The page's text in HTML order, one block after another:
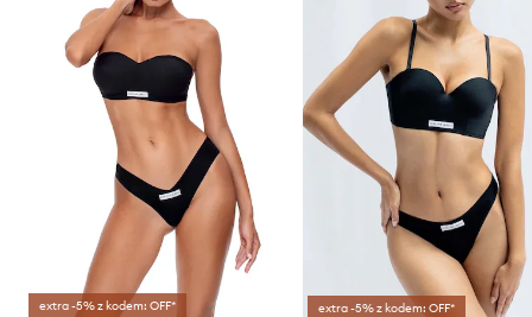
extra -5% z kodem: OFF* extra -5% z kodem: OFF*